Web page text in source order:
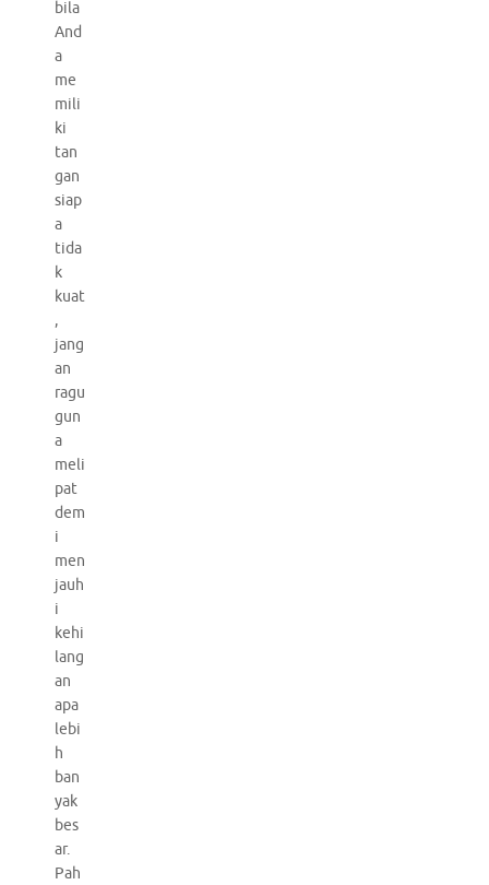
bila
And
a
me
mili
ki
tan
gan
siap
a
tida
k
kuat
,
jang
an
ragu
gun
a
meli
pat
dem
i
men
jauh
i
kehi
lang
an
apa
lebi
h
ban
yak
bes
ar.
Pah